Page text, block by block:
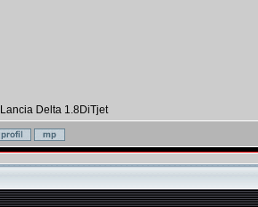
Lancia Delta 1.8DiTjet